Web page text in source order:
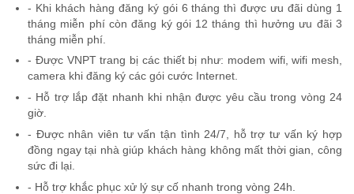
- Khi khách hàng đăng ký gói 6 tháng thì được ưu đãi dùng 1
tháng miễn phí còn đăng ký gói 12 tháng thì hưởng ưu đãi 3
tháng miễn phí.
- Được VNPT trang bị các thiết bị như: modem wifi, wifi mesh,
camera khi đăng ký các gói cước Internet.
- Hỗ trợ lắp đặt nhanh khi nhận được yêu cầu trong vòng 24
giờ.
- Được nhân viên tư vấn tận tình 24/7, hỗ trợ tư vấn ký hợp
đồng ngay tại nhà giúp khách hàng không mất thời gian, công
sức đi lại.
- Hỗ trợ khắc phục xử lý sự cố nhanh trong vòng 24h.